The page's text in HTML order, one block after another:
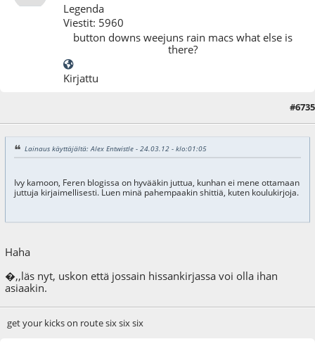
Legenda
Viestit: 5960
button downs weejuns rain macs what else is
there?
Kirjattu
#6735
Lainaus käyttäjältä: Alex Entwistle - 24.03.12 - klo:01:05
Ivy kamoon, Feren blogissa on hyvääkin juttua, kunhan ei mene ottamaan
juttuja kirjaimellisesti. Luen minä pahempaakin shittiä, kuten koulukirjoja.
Haha
�,,läs nyt, uskon että jossain hissankirjassa voi olla ihan
asiaakin.
get your kicks on route six six six